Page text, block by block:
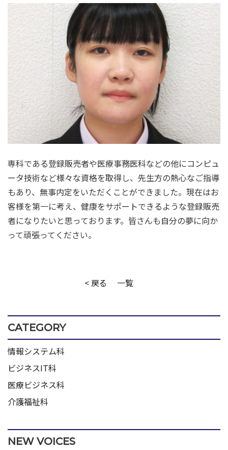
専科である登録販売者や医療事務医科などの他にコンピュ
ータ技術など様々な資格を取得し、先生方の熱心なご指導
もあり、無事内定をいただくことができました。現在はお
客様を第一に考え、健康をサポートできるような登録販売
者になりたいと思っております。皆さんも自分の夢に向か
って頑張ってください。
< 戻る 一覧
CATEGORY
情報システム科
ビジネスIT科
医療ビジネス科
介護福祉科
NEW VOICES